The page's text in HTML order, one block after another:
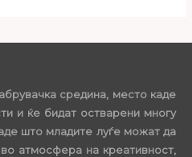
средина, место каде
и ќе бидат остварени многу
што младите луѓе можат да
атмосфера на креативност,